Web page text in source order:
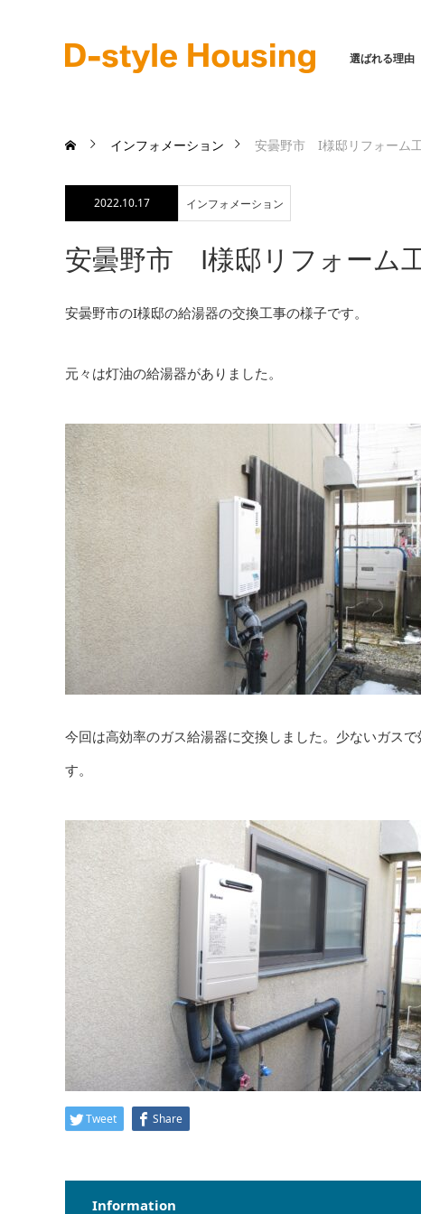
選ばれる理由
インフォメーション 安曇野市 I様邸リフォーム
2022.10.17 インフォメーション
安曇野市 I様邸リフォーム
安曇野市のI様邸の給湯器の交換工事の様子です。
元々は灯油の給湯器がありました。
今回は高効率のガス給湯器に交換しました。少ないガス
す。
Tweet Share
Information